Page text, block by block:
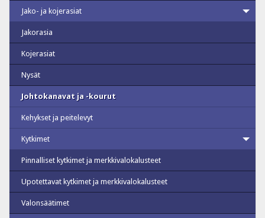
Jako- ja kojerasiat
Jakorasia
Kojerasiat
Nysät
Johtokanavat ja -kourut
Kehykset ja peitelevyt
Kytkimet
Pinnalliset kytkimet ja merkkivalokalusteet
Upotettavat kytkimet ja merkkivalokalusteet
Valonsäätimet